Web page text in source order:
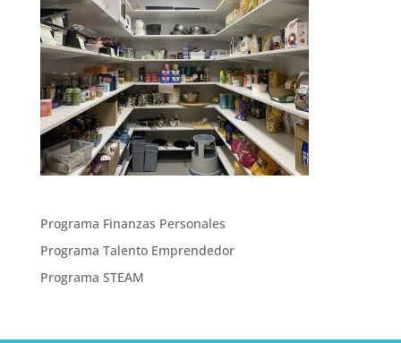
Programa Finanzas Personales
Programa Talento Emprendedor
Programa STEAM